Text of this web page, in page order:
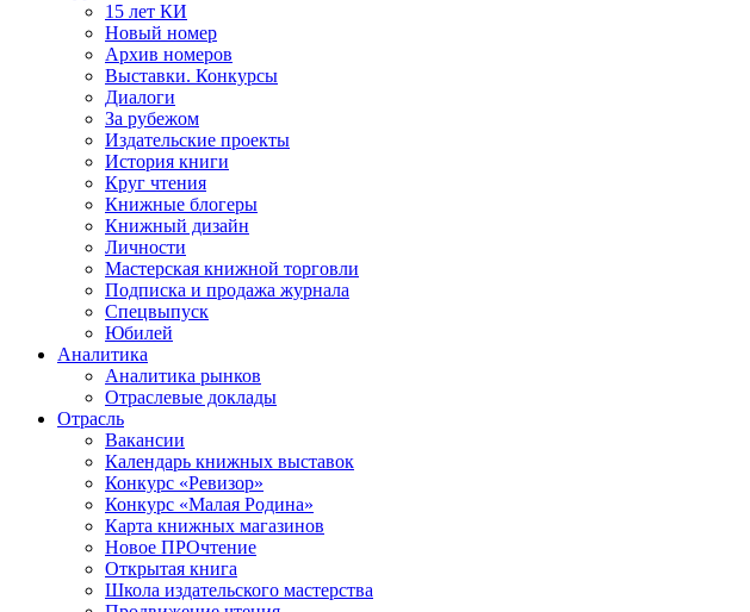
15 лет КИ
Новый номер
Архив номеров
Выставки. Конкурсы
Диалоги
За рубежом
Издательские проекты
История книги
Круг чтения
Книжные блогеры
Книжный дизайн
Личности
Мастерская книжной торговли
Подписка и продажа журнала
Спецвыпуск
Юбилей
Аналитика
Аналитика рынков
Отраслевые доклады
Отрасль
Вакансии
Календарь книжных выставок
Конкурс «Ревизор»
Конкурс «Малая Родина»
Карта книжных магазинов
Новое ПРОчтение
Открытая книга
Школа издательского мастерства